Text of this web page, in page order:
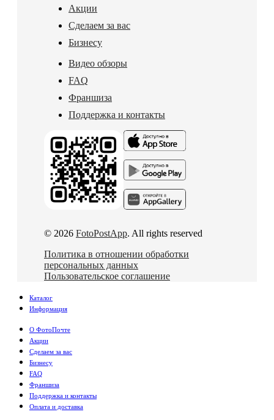
Акции
Сделаем за вас
Бизнесу
Видео обзоры
FAQ
Франшиза
Поддержка и контакты
© 2026 FotoPostApp. All rights reserved
Политика в отношении обработки
персональных данных
Пользовательское соглашение
Каталог
Информация
О ФотоПочте
Акции
Сделаем за вас
Бизнесу
FAQ
Франшиза
Поддержка и контакты
Оплата и доставка